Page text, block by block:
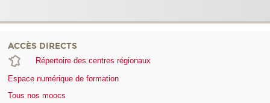
ACCÈS DIRECTS
Répertoire des centres régionaux
Espace numérique de formation
Tous nos moocs